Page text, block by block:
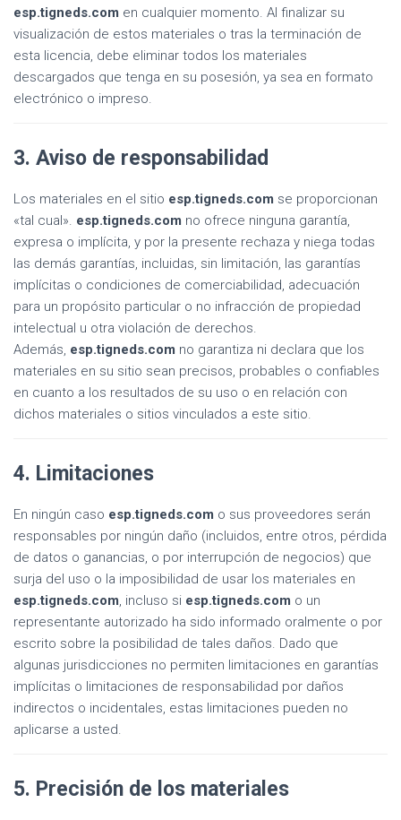
esp.tigneds.com en cualquier momento. Al finalizar su
visualización de estos materiales o tras la terminación de
esta licencia, debe eliminar todos los materiales
descargados que tenga en su posesión, ya sea en formato
electrónico o impreso.
3. Aviso de responsabilidad
Los materiales en el sitio esp.tigneds.com se proporcionan
«tal cual». esp.tigneds.com no ofrece ninguna garantía,
expresa o implícita, y por la presente rechaza y niega todas
las demás garantías, incluidas, sin limitación, las garantías
implícitas o condiciones de comerciabilidad, adecuación
para un propósito particular o no infracción de propiedad
intelectual u otra violación de derechos.
Además, esp.tigneds.com no garantiza ni declara que los
materiales en su sitio sean precisos, probables o confiables
en cuanto a los resultados de su uso o en relación con
dichos materiales o sitios vinculados a este sitio.
4. Limitaciones
En ningún caso esp.tigneds.com o sus proveedores serán
responsables por ningún daño (incluidos, entre otros, pérdida
de datos o ganancias, o por interrupción de negocios) que
surja del uso o la imposibilidad de usar los materiales en
esp.tigneds.com, incluso si esp.tigneds.com o un
representante autorizado ha sido informado oralmente o por
escrito sobre la posibilidad de tales daños. Dado que
algunas jurisdicciones no permiten limitaciones en garantías
implícitas o limitaciones de responsabilidad por daños
indirectos o incidentales, estas limitaciones pueden no
aplicarse a usted.
5. Precisión de los materiales